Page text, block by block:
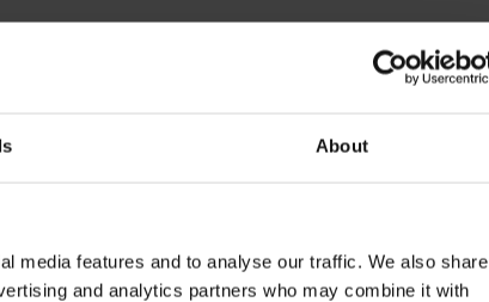
About
media features and to analyse our traffic. We also share
and analytics partners who may combine it with